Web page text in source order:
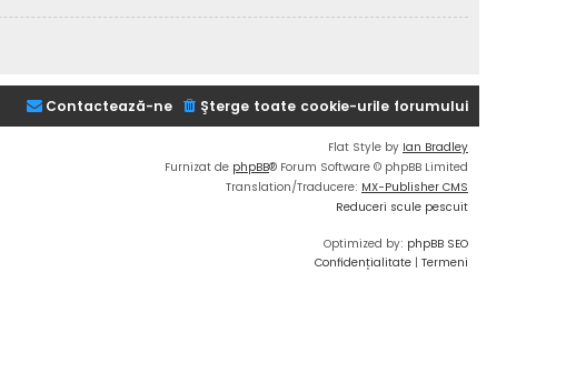
Şterge toate cookie-urile forumului
Contactează-ne
Flat Style by Ian Bradley
Furnizat de phpBB® Forum Software © phpBB Limited
Translation/Traducere: MX-Publisher CMS
Reduceri scule pescuit
Optimized by: phpBB SEO
Confidențialitate | Termeni